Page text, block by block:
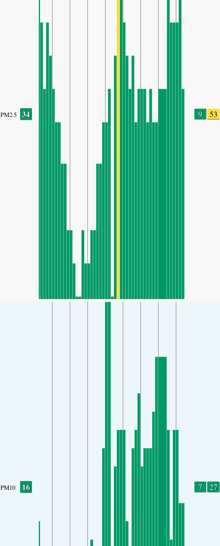
PM2.5 34 9 53
PM10 16 7 27